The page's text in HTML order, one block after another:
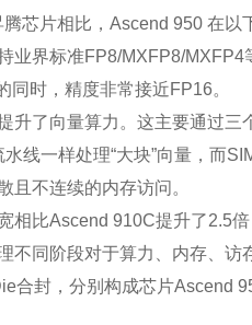
芯片相比，Ascend 950 在以
业界标准FP8/MXFP8/
同时，精度非常接近FP16。
升了向量算力。这主要通过三
线一样处理“大块”向量，而
且不连续的内存访问。
相比Ascend 910C提升了2.5倍
不同阶段对于算力、内存、
合封，分别构成芯片Ascend